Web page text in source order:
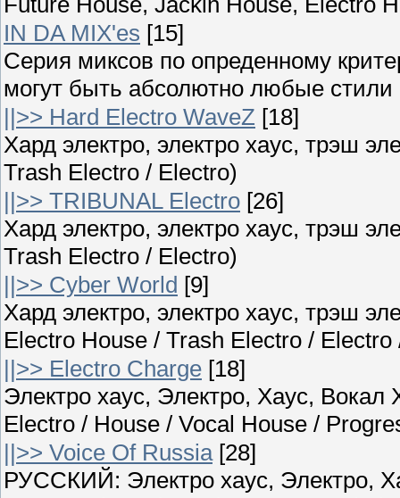
IN DA MIX'es [15]
Серия миксов по опреденному
могут быть абсолютно любые стили
||>> Hard Electro WaveZ [18]
Хард электро, электро хаус, трэш
Trash Electro / Electro)
||>> TRIBUNAL Electro [26]
Хард электро, электро хаус, трэш
Trash Electro / Electro)
||>> Cyber World [9]
Хард электро, электро хаус, трэш
Electro House / Trash Electro /
||>> Electro Charge [18]
Электро хаус, Электро, Хаус,
Electro / House / Vocal House /
||>> Voice Of Russia [28]
РУССКИЙ: Электро хаус, Электро,